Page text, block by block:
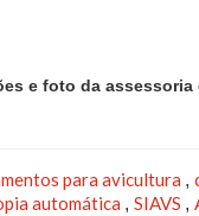
e foto da assessoria
para avicultura ,
automática , SIAVS ,